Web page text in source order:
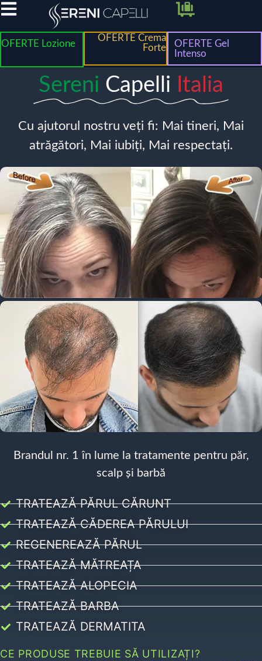
OFERTE Lozione
OFERTE Crema
Forte
OFERTE Gel
Intenso
Sereni Capelli Italia
Cu ajutorul nostru veți fi: Mai tineri, Mai
atrăgători, Mai iubiți, Mai respectați.
Brandul nr. 1 în lume la tratamente pentru păr,
scalp și barbă
TRATEAZĂ PĂRUL CĂRUNT
TRATEAZĂ CĂDEREA PĂRULUI
REGENEREAZĂ PĂRUL
TRATEAZĂ MĂTREAȚA
TRATEAZĂ ALOPECIA
TRATEAZĂ BARBA
TRATEAZĂ DERMATITA
CE PRODUSE TREBUIE SĂ UTILIZAȚI?